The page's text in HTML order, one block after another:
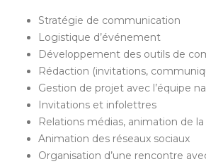
Stratégie de communication
Logistique d’événement
Développement des outils de
Rédaction (invitations,
Gestion de projet avec l’équipe
Invitations et infolettres
Relations médias, animation de
Animation des réseaux sociaux
Organisation d’une rencontre